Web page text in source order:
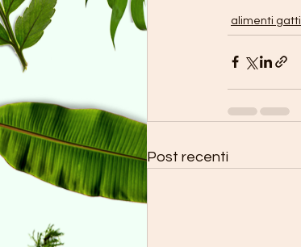
alimenti gatti
Post recenti